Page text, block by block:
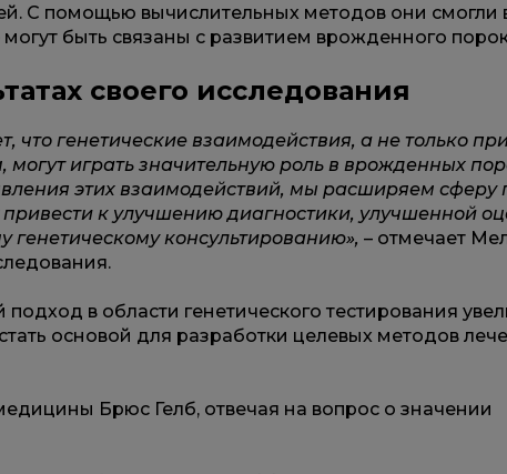
С помощью вычислительных методов они смогли
быть связаны с развитием врожденного
своего исследования
что генетические взаимодействия, а не только
играть значительную роль в врожденных
этих взаимодействий, мы расширяем сферу
к улучшению диагностики, улучшенной
консультированию», – отмечает
в области генетического тестирования
основой для разработки целевых методов
Брюс Гелб, отвечая на вопрос о значении